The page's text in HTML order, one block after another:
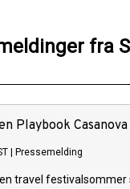
fra
Playbook Casanova
Pressemelding
travel festivalsommer